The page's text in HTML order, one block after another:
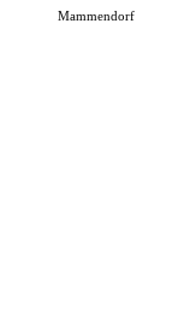
Mammendorf